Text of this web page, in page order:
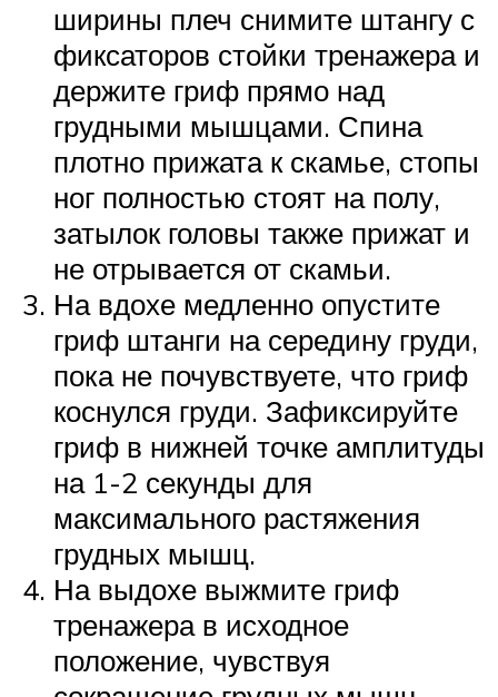
ширины плеч снимите штангу с
фиксаторов стойки тренажера и
держите гриф прямо над
грудными мышцами. Спина
плотно прижата к скамье, стопы
ног полностью стоят на полу,
затылок головы также прижат и
не отрывается от скамьи.
На вдохе медленно опустите
гриф штанги на середину груди,
пока не почувствуете, что гриф
коснулся груди. Зафиксируйте
гриф в нижней точке амплитуды
на 1-2 секунды для
максимального растяжения
грудных мышц.
На выдохе выжмите гриф
тренажера в исходное
положение, чувствуя